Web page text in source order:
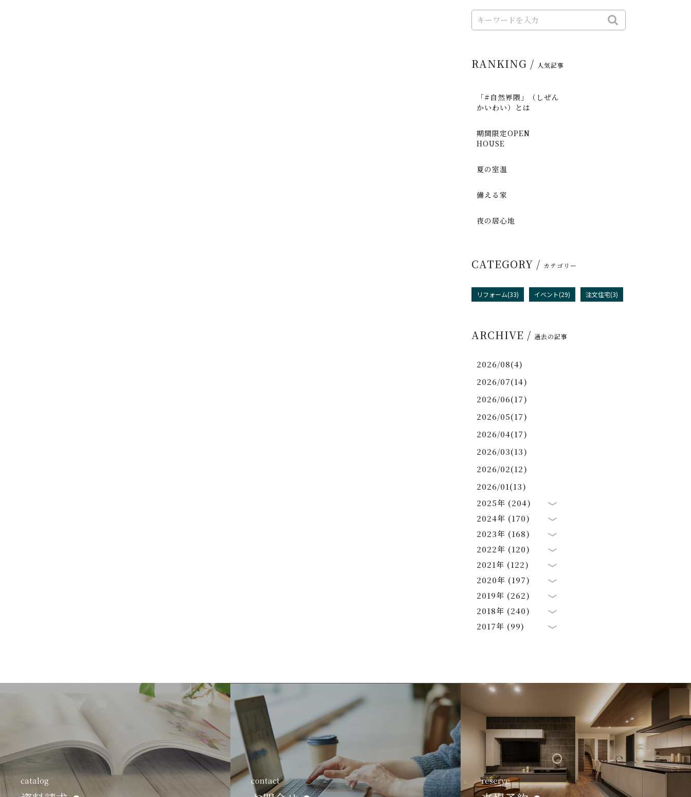
RANKING / 人気記事
「#自然界隈」（しぜん
かいわい）とは
期間限定OPEN
HOUSE
夏の室温
備える家
夜の居心地
CATEGORY / カテゴリー
リフォーム(33) イベント(29) 注文住宅(3)
ARCHIVE / 過去の記事
2026/08(4)
2026/07(14)
2026/06(17)
2026/05(17)
2026/04(17)
2026/03(13)
2026/02(12)
2026/01(13)
2025年 (204)
2024年 (170)
2023年 (168)
2022年 (120)
2021年 (122)
2020年 (197)
2019年 (262)
2018年 (240)
2017年 (99)
catalog contact reserve